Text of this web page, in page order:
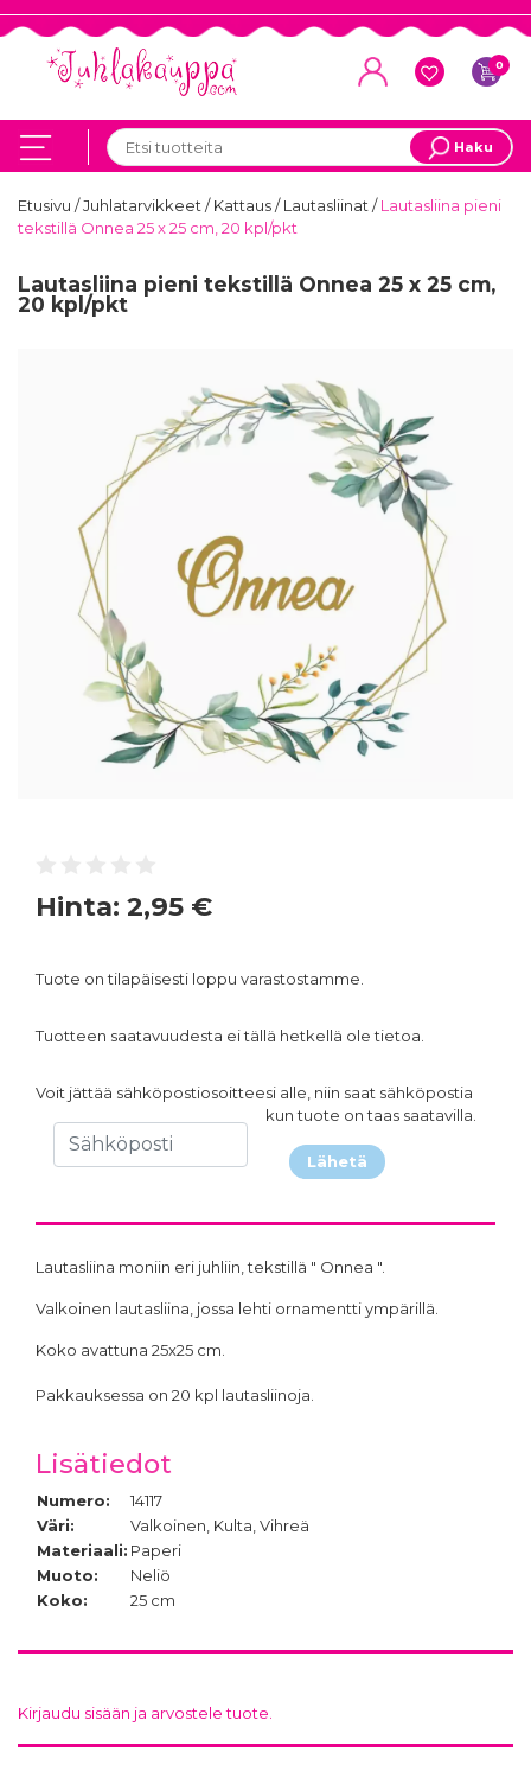
0
Haku
Etusivu /Juhlatarvikkeet/Kattaus/Lautasliinat/Lautasliina pieni
tekstillä Onnea 25 x 25 cm, 20 kpl/pkt
Lautasliina pieni tekstillä Onnea 25 x 25 cm,
20 kpl/pkt
Hinta: 2,95 €
Tuote on tilapäisesti loppu varastostamme.
Tuotteen saatavuudesta ei tällä hetkellä ole tietoa.
Voit jättää sähköpostiosoitteesi alle, niin saat sähköpostia
kun tuote on taas saatavilla.
Lähetä
Lautasliina moniin eri juhliin, tekstillä " Onnea ".
Valkoinen lautasliina, jossa lehti ornamentti ympärillä.
Koko avattuna 25x25 cm.
Pakkauksessa on 20 kpl lautasliinoja.
Lisätiedot
Numero:
14117
Väri:
Valkoinen, Kulta, Vihreä
Materiaali: Paperi
Muoto:
Neliö
Koko:
25 cm
Kirjaudu sisään ja arvostele tuote.